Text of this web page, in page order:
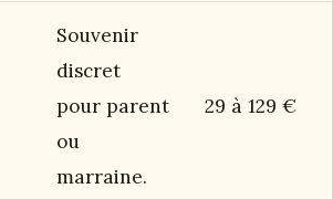
Souvenir
discret
pour parent
ou
marraine.
29 à 129 €